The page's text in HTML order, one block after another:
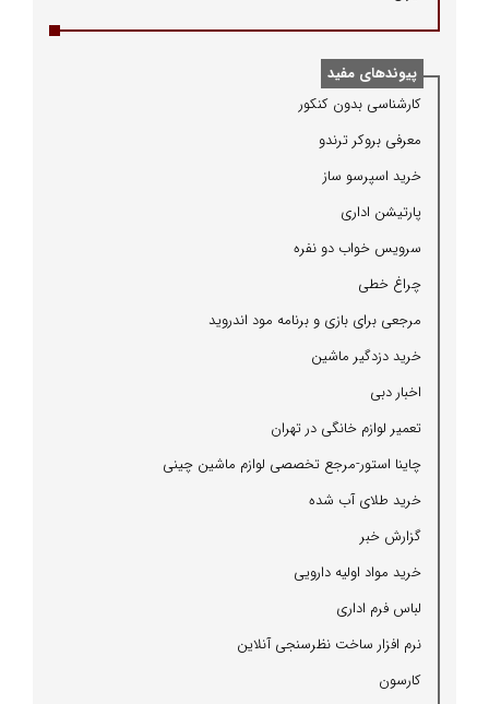
پیوندهای مفید
كارشناسی بدون كنكور
معرفی بروكر ترندو
خرید اسپرسو ساز
پارتیشن اداری
سرویس خواب دو نفره
چراغ خطی
مرجعی برای بازی و برنامه مود اندروید
خرید دزدگیر ماشین
اخبار دبی
تعمیر لوازم خانگی در تهران
چاینا استور-مرجع تخصصی لوازم ماشین چینی
خرید طلای آب شده
گزارش خبر
خرید مواد اولیه دارویی
لباس فرم اداری
نرم افزار ساخت نظرسنجی آنلاین
كارسون